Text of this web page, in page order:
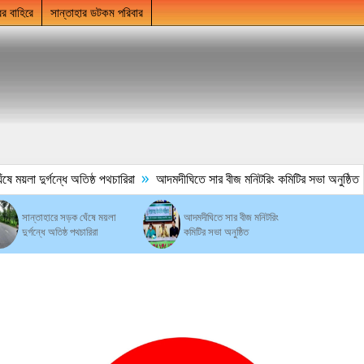
বাহিরে সান্তাহার ডটকম পরিবার
দুর্গন্ধে অতিষ্ঠ পথচারিরা » আদমদীঘিতে সার বীজ মনিটরিং কমিটির সভা অনুষ্ঠিত
সান্তাহারে সড়ক ঘেঁষে ময়লা
দুর্গন্ধে অতিষ্ঠ পথচারিরা
আদমদীঘিতে সার বীজ মনিটরিং
কমিটির সভা অনুষ্ঠিত